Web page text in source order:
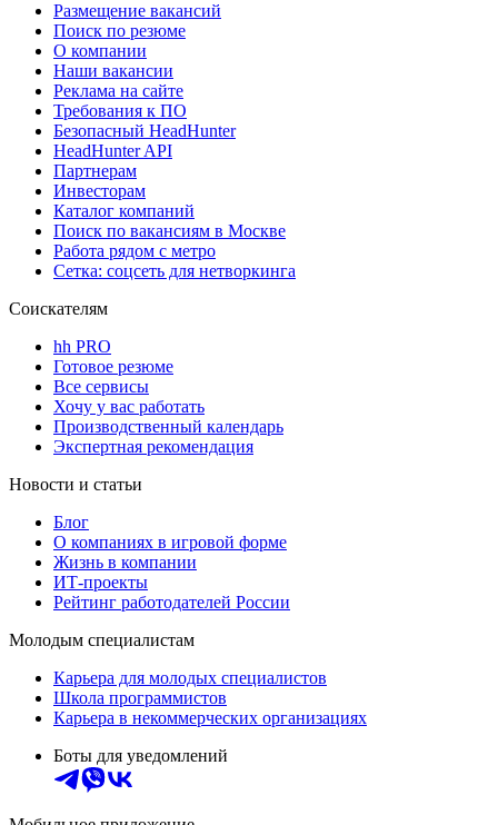
Размещение вакансий
Поиск по резюме
О компании
Наши вакансии
Реклама на сайте
Требования к ПО
Безопасный HeadHunter
HeadHunter API
Партнерам
Инвесторам
Каталог компаний
Поиск по вакансиям в Москве
Работа рядом с метро
Сетка: соцсеть для нетворкинга
Соискателям
hh PRO
Готовое резюме
Все сервисы
Хочу у вас работать
Производственный календарь
Экспертная рекомендация
Новости и статьи
Блог
О компаниях в игровой форме
Жизнь в компании
ИТ-проекты
Рейтинг работодателей России
Молодым специалистам
Карьера для молодых специалистов
Школа программистов
Карьера в некоммерческих организациях
Боты для уведомлений